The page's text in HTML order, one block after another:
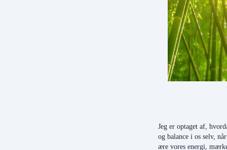
Jeg er optaget af,
og balance i os selv,
ære vores energi,